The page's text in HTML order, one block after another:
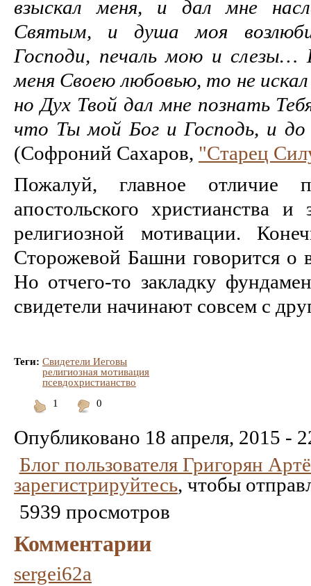
взыскал меня, и дал мне
Святым, и душа моя
Господи, печаль мою и слезы…
меня Своею любовью, то не
но Дух Твой дал мне познать
что Ты мой Бог и Господь, и до
(Софроний Сахаров, "Старец
Пожалуй, главное отличие
апостольского христианства и
религиозной мотивации.
Сторожевой Башни говорится о
Но отчего-то закладку
свидетели начинают совсем с
Теги: Свидетели Иеговы
религиозная мотивация
псевдохристианство
1
0
Опубликовано 18 апреля, 2015 -
Блог пользователя Григорян
зарегистрируйтесь, чтобы
5939 просмотров
Комментарии
sergei62a